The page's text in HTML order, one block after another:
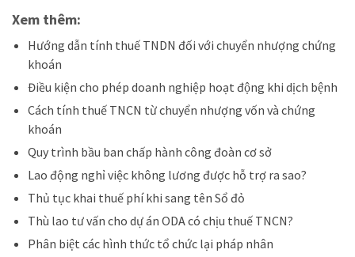
Xem thêm:
Hướng dẫn tính thuế TNDN đối với chuyển nhượng chứng
khoán
Điều kiện cho phép doanh nghiệp hoạt động khi dịch bệnh
Cách tính thuế TNCN từ chuyển nhượng vốn và chứng
khoán
Quy trình bầu ban chấp hành công đoàn cơ sở
Lao động nghỉ việc không lương được hỗ trợ ra sao?
Thủ tục khai thuế phí khi sang tên Sổ đỏ
Thù lao tư vấn cho dự án ODA có chịu thuế TNCN?
Phân biệt các hình thức tổ chức lại pháp nhân